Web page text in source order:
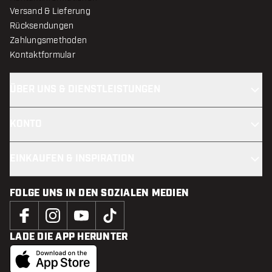
Versand & Lieferung
Rücksendungen
Zahlungsmethoden
Kontaktformular
FOLGE UNS IN DEN SOZIALEN MEDIEN
LADE DIE APP HERUNTER